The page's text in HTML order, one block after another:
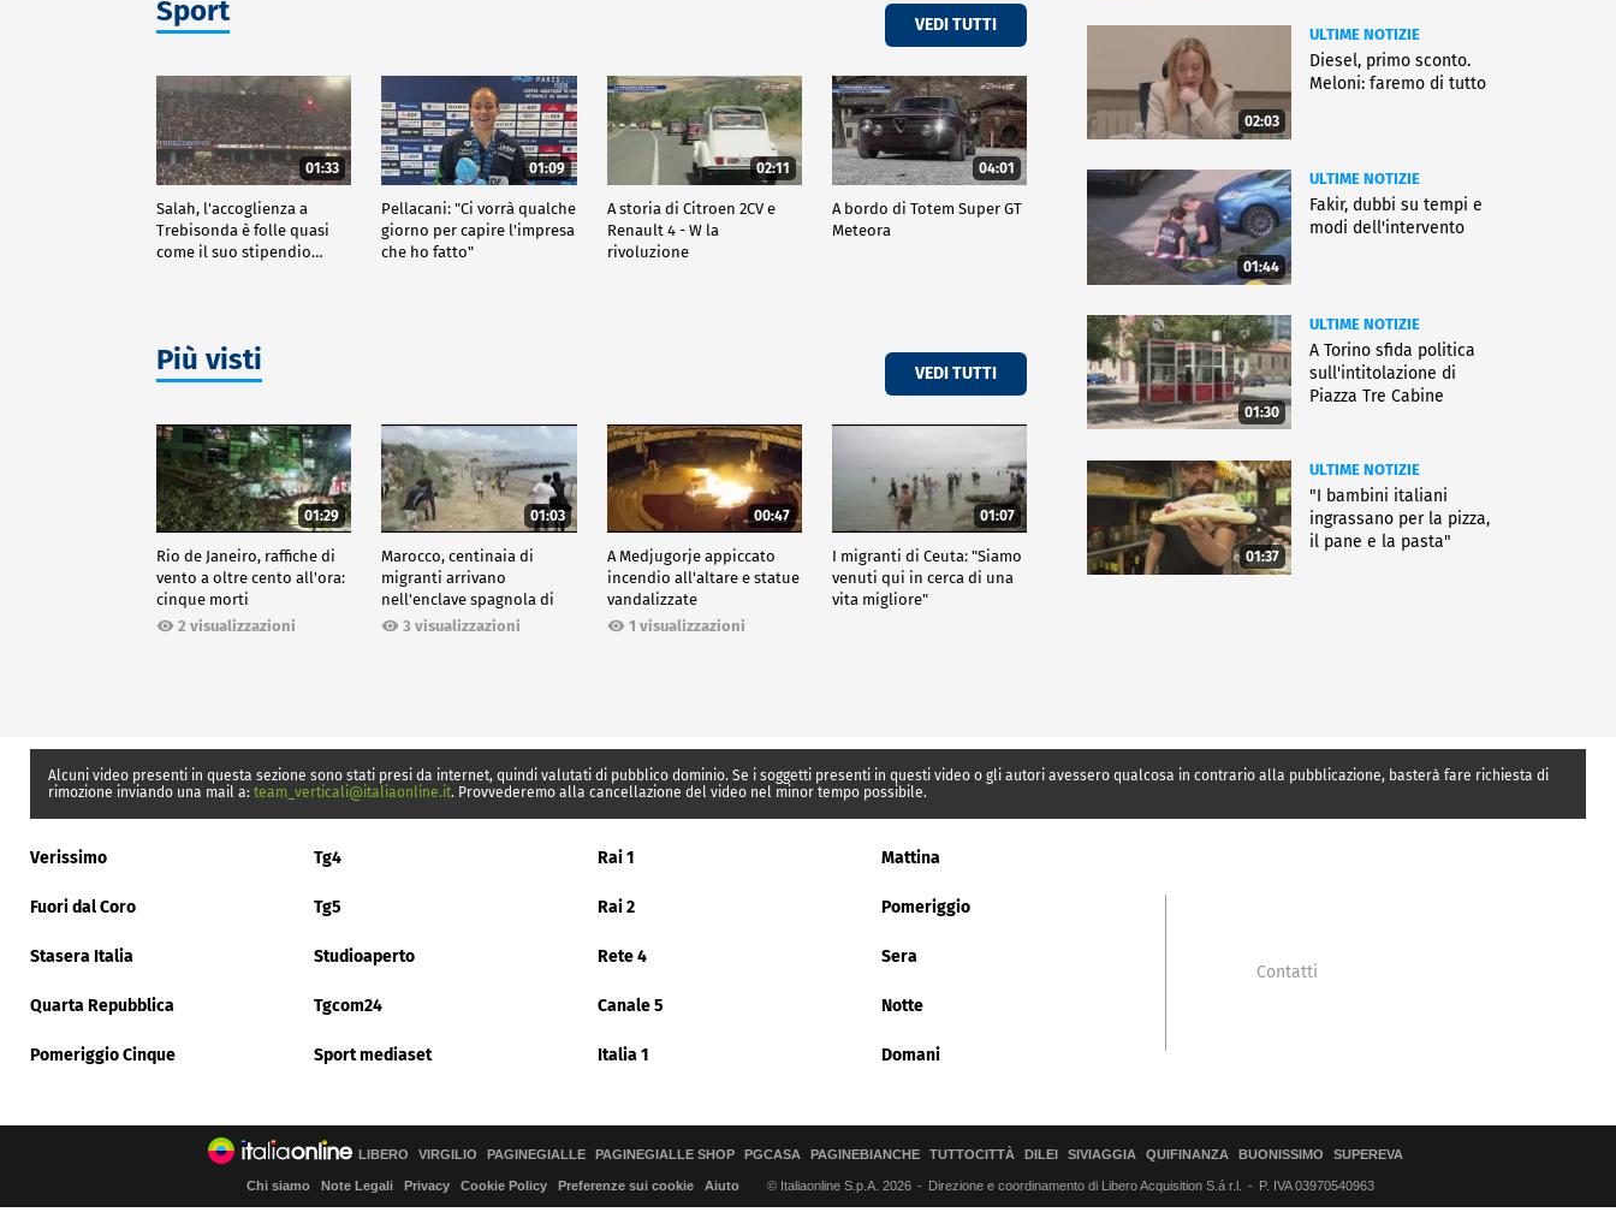
Sport VEDI TUTTI
01:33
Salah, l'accoglienza a
Trebisonda è folle quasi
come il suo stipendio…
01:09
Pellacani: "Ci vorrà qualche
giorno per capire l'impresa
che ho fatto"
02:11
A storia di Citroen 2CV e
Renault 4 - W la
rivoluzione
04:01
A bordo di Totem Super GT
Meteora
Più visti VEDI TUTTI
01:29
Rio de Janeiro, raffiche di
vento a oltre cento all'ora:
cinque morti
2 visualizzazioni
01:03
Marocco, centinaia di
migranti arrivano
nell'enclave spagnola di
Ceuta3 visualizzazioni
00:47
A Medjugorje appiccato
incendio all'altare e statue
vandalizzate
1 visualizzazioni
01:07
I migranti di Ceuta: "Siamo
venuti qui in cerca di una
vita migliore"
02:03
ULTIME NOTIZIE
Diesel, primo sconto.
Meloni: faremo di tutto
01:44
ULTIME NOTIZIE
Fakir, dubbi su tempi e
modi dell'intervento
01:30
ULTIME NOTIZIE
A Torino sfida politica
sull'intitolazione di
Piazza Tre Cabine
01:37
ULTIME NOTIZIE
"I bambini italiani
ingrassano per la pizza,
il pane e la pasta"
Alcuni video presenti in questa sezione sono stati presi da internet, quindi valutati di pubblico dominio. Se i soggetti presenti in questi video o gli autori avessero qualcosa in contrario alla pubblicazione, basterà fare richiesta di
rimozione inviando una mail a: team_verticali@italiaonline.it. Provvederemo alla cancellazione del video nel minor tempo possibile.
Verissimo Tg4 Rai 1 Mattina
Fuori dal Coro Tg5 Rai 2 Pomeriggio
Stasera Italia Studioaperto Rete 4 Sera
Quarta Repubblica Tgcom24 Canale 5 Notte
Pomeriggio Cinque Sport mediaset Italia 1 Domani
Contatti
LIBERO VIRGILIO PAGINEGIALLE PAGINEGIALLE SHOP PGCASA PAGINEBIANCHE TUTTOCITTÀ DILEI SIVIAGGIA QUIFINANZA BUONISSIMO SUPEREVA
Chi siamo Note Legali Privacy Cookie Policy Preferenze sui cookie Aiuto © Italiaonline S.p.A. 2026 Direzione e coordinamento di Libero Acquisition S.á r.l. P. IVA 03970540963